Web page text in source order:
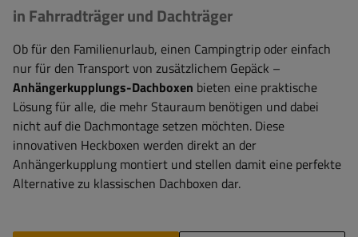
in Fahrradträger und Dachträger
Ob für den Familienurlaub, einen Campingtrip oder einfach
nur für den Transport von zusätzlichem Gepäck –
Anhängerkupplungs-Dachboxen bieten eine praktische
Lösung für alle, die mehr Stauraum benötigen und dabei
nicht auf die Dachmontage setzen möchten. Diese
innovativen Heckboxen werden direkt an der
Anhängerkupplung montiert und stellen damit eine perfekte
Alternative zu klassischen Dachboxen dar.